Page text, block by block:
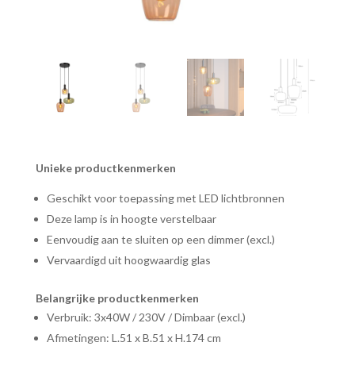
Unieke productkenmerken
Geschikt voor toepassing met LED lichtbronnen
Deze lamp is in hoogte verstelbaar
Eenvoudig aan te sluiten op een dimmer (excl.)
Vervaardigd uit hoogwaardig glas
Belangrijke productkenmerken
Verbruik: 3x40W / 230V / Dimbaar (excl.)
Afmetingen: L.51 x B.51 x H.174 cm